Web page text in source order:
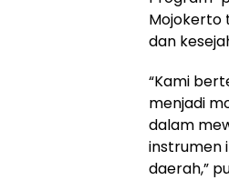
Mojokerto
dan
“Kami
menjadi
dalam
instrumen
daerah,”